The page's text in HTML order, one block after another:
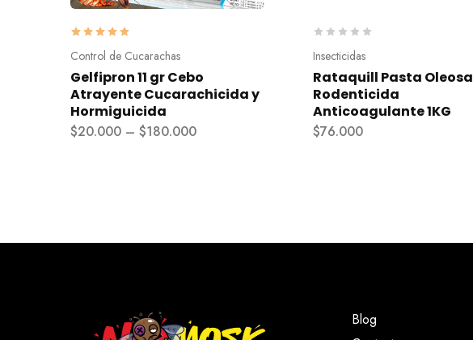
Control de Cucarachas
Gelfipron 11 gr Cebo
Atrayente Cucarachicida y
Hormiguicida
$20.000 – $180.000
Insecticidas
Rataquill Pasta Oleosa
Rodenticida
Anticoagulante 1KG
$76.000
Blog